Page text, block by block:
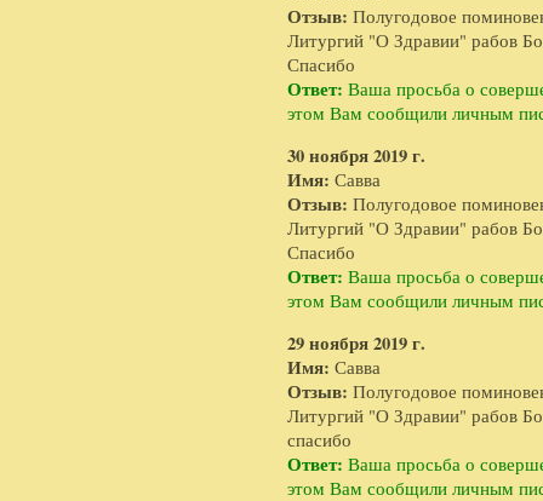
Отзыв: Полугодовое
Литургий "О Здравии" рабов
Спасибо
Ответ: Ваша просьба о
этом Вам сообщили личным
30 ноября 2019 г.
Имя: Савва
Отзыв: Полугодовое
Литургий "О Здравии" рабов
Спасибо
Ответ: Ваша просьба о
этом Вам сообщили личным
29 ноября 2019 г.
Имя: Савва
Отзыв: Полугодовое
Литургий "О Здравии" рабов
спасибо
Ответ: Ваша просьба о
этом Вам сообщили личным